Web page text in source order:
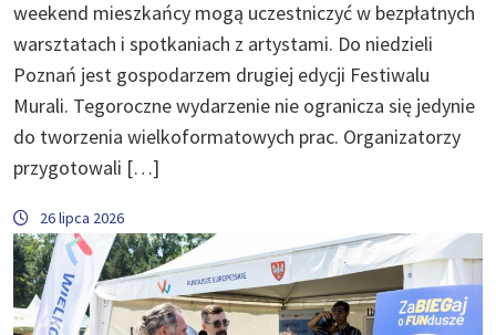
weekend mieszkańcy mogą uczestniczyć w bezpłatnych
warsztatach i spotkaniach z artystami. Do niedzieli
Poznań jest gospodarzem drugiej edycji Festiwalu
Murali. Tegoroczne wydarzenie nie ogranicza się jedynie
do tworzenia wielkoformatowych prac. Organizatorzy
przygotowali […]
26 lipca 2026